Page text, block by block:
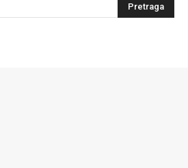
Pretraga